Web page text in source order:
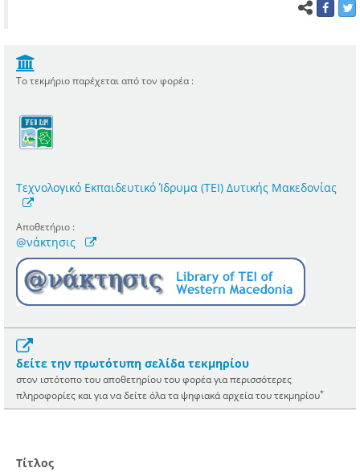
Το τεκμήριο παρέχεται από τον φορέα :
Τεχνολογικό Εκπαιδευτικό Ίδρυμα (ΤΕΙ) Δυτικής Μακεδονίας
Αποθετήριο :
@νάκτησις
δείτε την πρωτότυπη σελίδα τεκμηρίου
στον ιστότοπο του αποθετηρίου του φορέα για περισσότερες
πληροφορίες και για να δείτε όλα τα ψηφιακά αρχεία του τεκμηρίου*
Τίτλος